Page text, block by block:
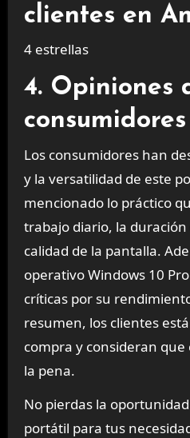
clientes en
4 estrellas
4. Opiniones
consumidores
Los consumidores han
y la versatilidad de este
mencionado lo práctico
trabajo diario, la duración
calidad de la pantalla.
operativo Windows 10
críticas por su
resumen, los clientes
compra y consideran
la pena.
No pierdas la
portátil para tus